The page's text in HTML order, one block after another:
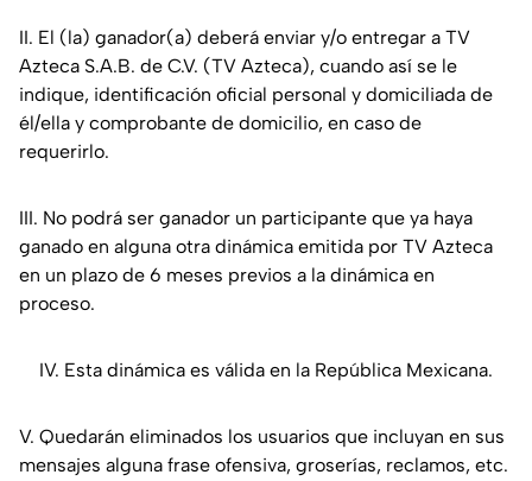
II. El (la) ganador(a) deberá enviar y/o entregar a TV
Azteca S.A.B. de C.V. (TV Azteca), cuando así se le
indique, identificación oficial personal y domiciliada de
él/ella y comprobante de domicilio, en caso de
requerirlo.
III. No podrá ser ganador un participante que ya haya
ganado en alguna otra dinámica emitida por TV Azteca
en un plazo de 6 meses previos a la dinámica en
proceso.
IV. Esta dinámica es válida en la República Mexicana.
V. Quedarán eliminados los usuarios que incluyan en sus
mensajes alguna frase ofensiva, groserías, reclamos, etc.